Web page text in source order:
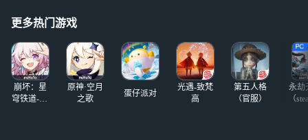
在的一线生机。
茕。嗟怀淑女，伤
痛可愈？ 穿越千
载，能否拯救此
符传*65加【绝密
密探】杨修。 全
服预约奖励：使用
预约
更多热门游戏
崩坏：星
穹铁道-4.4
原神·空月
之歌
蛋仔派对
光遇-致梵
高
第五人格
（官服）
永劫
（